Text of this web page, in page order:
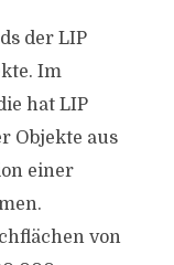
der LIP
Im
hat LIP
Objekte aus
einer
von